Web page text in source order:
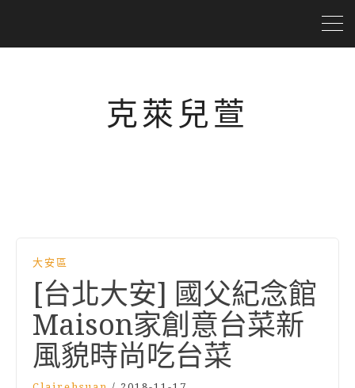
克萊兒萱
大安區
[台北大安] 國父紀念館
Maison家創意台菜新
風貌時尚吃台菜